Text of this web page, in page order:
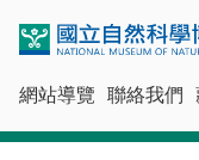
網站導覽 聯絡我們